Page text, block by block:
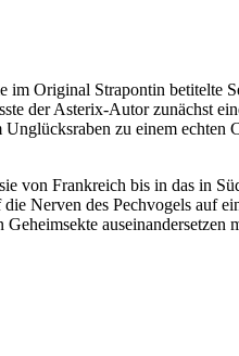
Original Strapontin betitelte
der Asterix-Autor zunächst
zu einem echten
von Frankreich bis in das in
Nerven des Pechvogels auf
auseinandersetzen